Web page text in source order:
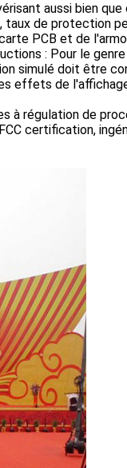
aussi bien que
taux de protection
PCB et de
: Pour le
simulé doit être
effets de
à régulation de
certification,